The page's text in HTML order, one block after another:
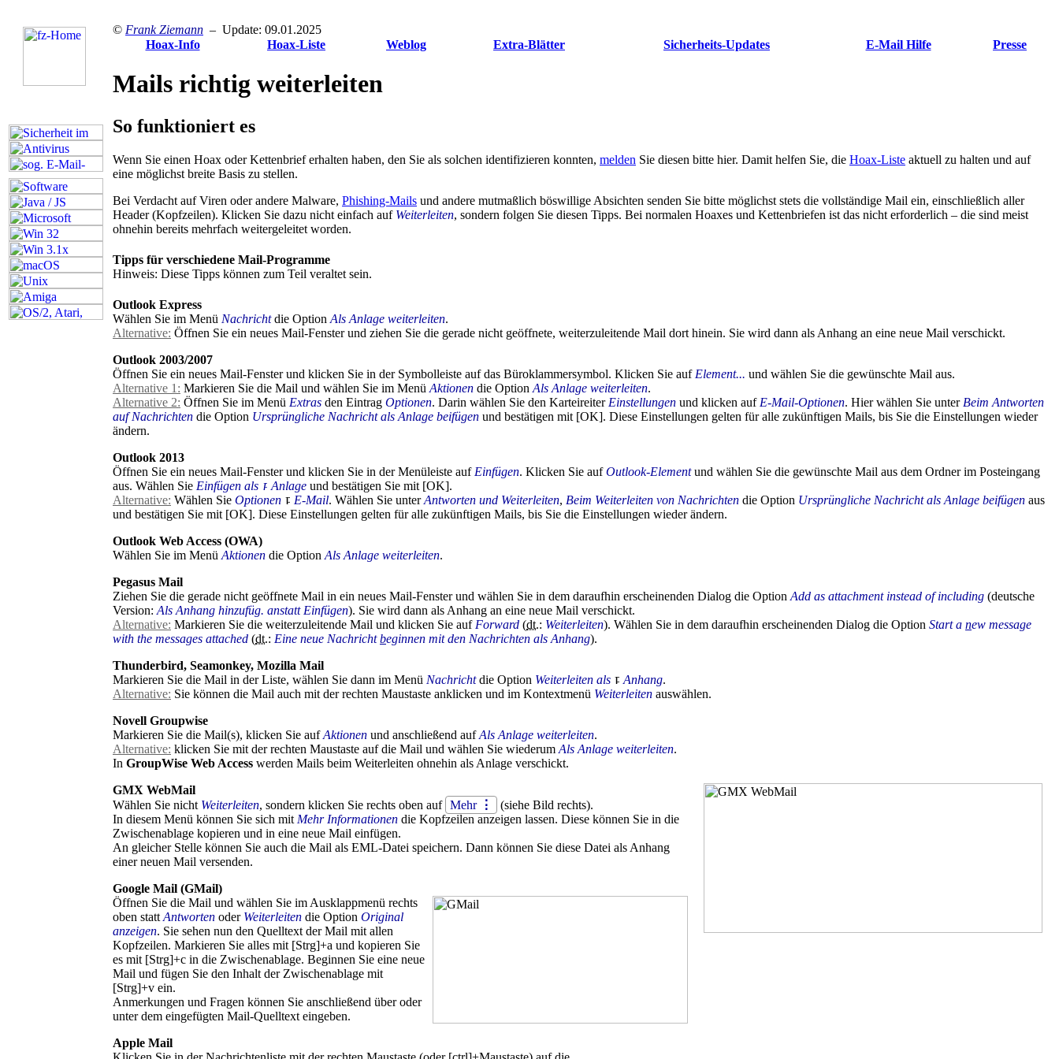
© Frank Ziemann – Update: 09.01.2025
Hoax-Info
Hoax-Liste Weblog Extra-Blätter Sicherheits-Updates E-Mail Hilfe Presse
Mails richtig weiterleiten
So funktioniert es
Wenn Sie einen Hoax oder Kettenbrief erhalten haben, den Sie als solchen identifizieren konnten, melden Sie diesen bitte hier. Damit helfen Sie, die Hoax-Liste aktuell zu halten und auf
eine möglichst breite Basis zu stellen.
Bei Verdacht auf Viren oder andere Malware, Phishing-Mails und andere mutmaßlich böswillige Absichten senden Sie bitte möglichst stets die vollständige Mail ein, einschließlich aller
Header (Kopfzeilen). Klicken Sie dazu nicht einfach auf Weiterleiten, sondern folgen Sie diesen Tipps. Bei normalen Hoaxes und Kettenbriefen ist das nicht erforderlich – die sind meist
ohnehin bereits mehrfach weitergeleitet worden.
Tipps für verschiedene Mail-Programme
Hinweis: Diese Tipps können zum Teil veraltet sein.
Outlook Express
Wählen Sie im Menü Nachrichtdie Option Als Anlage weiterleiten.
Alternative: Öffnen Sie ein neues Mail-Fenster und ziehen Sie die gerade nicht geöffnete, weiterzuleitende Mail dort hinein. Sie wird dann als Anhang an eine neue Mail verschickt.
Outlook 2003/2007
Öffnen Sie ein neues Mail-Fenster und klicken Sie in der Symbolleiste auf das Büroklammersymbol. Klicken Sie auf Element... und wählen Sie die gewünschte Mail aus.
Alternative 1: Markieren Sie die Mail und wählen Sie im Menü Aktionen die Option Als Anlage weiterleiten.
Alternative 2: Öffnen Sie im Menü Extras den Eintrag Optionen. Darin wählen Sie den Karteireiter Einstellungen und klicken auf E-Mail-Optionen. Hier wählen Sie unter Beim Antworten
auf Nachrichten die Option Ursprüngliche Nachricht als Anlage beifügen und bestätigen mit [OK]. Diese Einstellungen gelten für alle zukünftigen Mails, bis Sie die Einstellungen wieder
ändern.
Outlook 2013
Öffnen Sie ein neues Mail-Fenster und klicken Sie in der Menüleiste auf Einfügen. Klicken Sie aufOutlook-Elementund wählen Sie die gewünschte Mail aus dem Ordner im Posteingang
aus. Wählen Sie Einfügen als Anlage und bestätigen Sie mit [OK].
Alternative: Wählen Sie Optionen E-Mail. Wählen Sie unterAntworten und Weiterleiten, Beim Weiterleiten von Nachrichten die Option Ursprüngliche Nachricht als Anlage beifügen aus
und bestätigen Sie mit [OK]. Diese Einstellungen gelten für alle zukünftigen Mails, bis Sie die Einstellungen wieder ändern.
Outlook Web Access (OWA)
Wählen Sie im Menü Aktionen die Option Als Anlage weiterleiten.
Pegasus Mail
Ziehen Sie die gerade nicht geöffnete Mail in ein neues Mail-Fenster und wählen Sie in dem daraufhin erscheinenden Dialog die Option Add as attachment instead of including (deutsche
Version: Als Anhang hinzufüg. anstatt Einfügen). Sie wird dann als Anhang an eine neue Mail verschickt.
Alternative: Markieren Sie die weiterzuleitende Mail und klicken Sie auf Forward (dt.: Weiterleiten). Wählen Sie in dem daraufhin erscheinenden Dialog die Option Start a new message
with the messages attached (dt.: Eine neue Nachrichtbeginnen mit den Nachrichten als Anhang).
Thunderbird, Seamonkey, Mozilla Mail
Markieren Sie die Mail in der Liste, wählen Sie dann im Menü Nachrichtdie Option Weiterleiten als Anhang.
Alternative: Sie können die Mail auch mit der rechten Maustaste anklicken und im Kontextmenü Weiterleiten auswählen.
Novell Groupwise
Markieren Sie die Mail(s), klicken Sie aufAktionen und anschließend aufAls Anlage weiterleiten.
Alternative: klicken Sie mit der rechten Maustaste auf die Mail und wählen Sie wiederum Als Anlage weiterleiten.
In GroupWise Web Access werden Mails beim Weiterleiten ohnehin als Anlage verschickt.
GMX WebMail
Wählen Sie nicht Weiterleiten, sondern klicken Sie rechts oben auf Mehr ⋮
(siehe Bild rechts).
In diesem Menü können Sie sich mit Mehr Informationen die Kopfzeilen anzeigen lassen. Diese können Sie in die
Zwischenablage kopieren und in eine neue Mail einfügen.
An gleicher Stelle können Sie auch die Mail als EML-Datei speichern. Dann können Sie diese Datei als Anhang
einer neuen Mail versenden.
Google Mail (GMail)
Öffnen Sie die Mail und wählen Sie im Ausklappmenü rechts
oben statt Antworten oder Weiterleiten die Option Original
anzeigen. Sie sehen nun den Quelltext der Mail mit allen
Kopfzeilen. Markieren Sie alles mit [Strg]+a und kopieren Sie
es mit [Strg]+c in die Zwischenablage. Beginnen Sie eine neue
Mail und fügen Sie den Inhalt der Zwischenablage mit
[Strg]+v ein.
Anmerkungen und Fragen können Sie anschließend über oder
unter dem eingefügten Mail-Quelltext eingeben.
Apple Mail